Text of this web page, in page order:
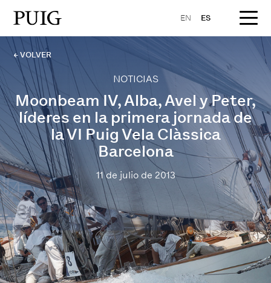
EN ES
← VOLVER
NOTICIAS
Moonbeam IV, Alba, Avel y Peter,
líderes en la primera jornada de
la VI Puig Vela Clàssica
Barcelona
11 de julio de 2013